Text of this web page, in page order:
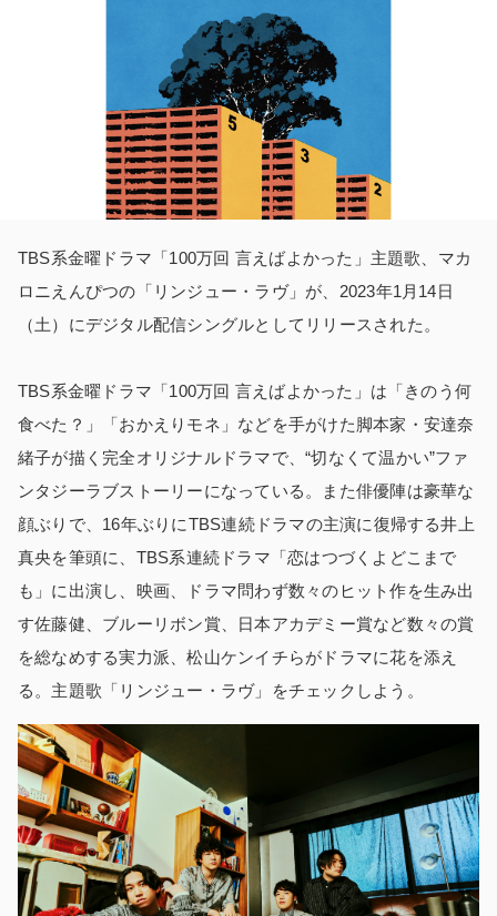
TBS系金曜ドラマ「100万回 言えばよかった」主題歌、マカ
ロニえんぴつの「リンジュー・ラヴ」が、2023年1月14日
（土）にデジタル配信シングルとしてリリースされた。
TBS系金曜ドラマ「100万回 言えばよかった」は「きのう何
食べた？」「おかえりモネ」などを手がけた脚本家・安達奈
緒子が描く完全オリジナルドラマで、“切なくて温かい”ファ
ンタジーラブストーリーになっている。また俳優陣は豪華な
顔ぶりで、16年ぶりにTBS連続ドラマの主演に復帰する井上
真央を筆頭に、TBS系連続ドラマ「恋はつづくよどこまで
も」に出演し、映画、ドラマ問わず数々のヒット作を生み出
す佐藤健、ブルーリボン賞、日本アカデミー賞など数々の賞
を総なめする実力派、松山ケンイチらがドラマに花を添え
る。主題歌「リンジュー・ラヴ」をチェックしよう。